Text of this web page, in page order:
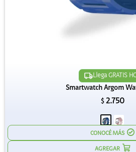
Llega GRATIS
Smartwatch Argom
$ 2.750
CONOCÉ MÁS